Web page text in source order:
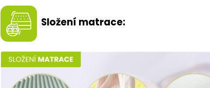
Složení matrace: